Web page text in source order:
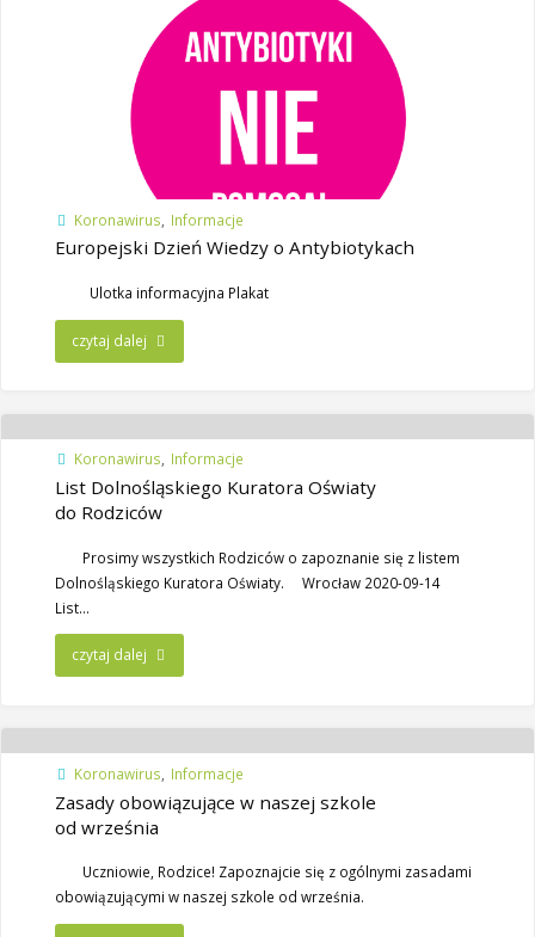
Koronawirus Informacje
Europejski Dzień Wiedzy o Antybiotykach
Ulotka informacyjna Plakat
czytaj dalej
Koronawirus, Informacje
List Dolnośląskiego Kuratora Oświaty
do Rodziców
Prosimy wszystkich Rodziców o zapoznanie się z listem
Dolnośląskiego Kuratora Oświaty. Wrocław 2020-09-14
List…
czytaj dalej
Koronawirus Informacje
Zasady obowiązujące w naszej szkole
od września
Uczniowie, Rodzice! Zapoznajcie się z ogólnymi zasadami
obowiązującymi w naszej szkole od września.